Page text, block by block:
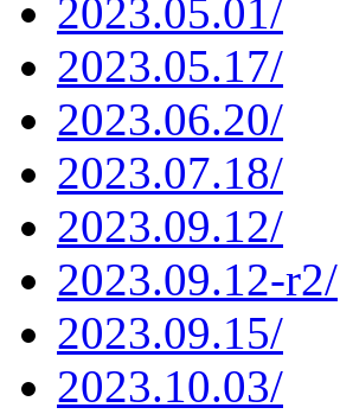
2023.05.01/
2023.05.17/
2023.06.20/
2023.07.18/
2023.09.12/
2023.09.12-r2/
2023.09.15/
2023.10.03/